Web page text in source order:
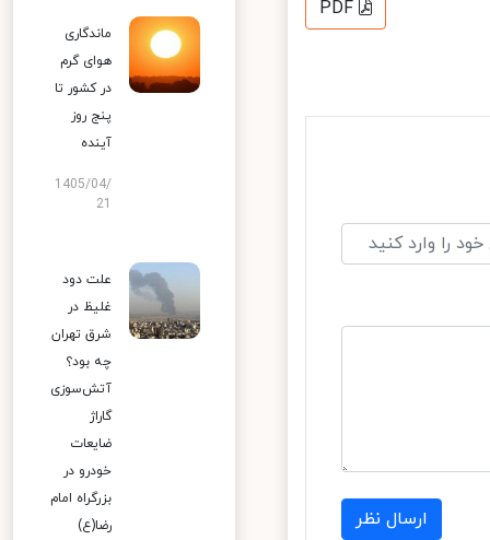
PDF
ارسال نظر
ماندگاری
هوای گرم
در کشور تا
پنج روز
آینده
1405/04/
علت دود
غلیظ در
شرق تهران
چه بود؟
آتش‌سوزی
گاراژ
ضایعات
خودرو در
بزرگراه امام
رضا(ع)